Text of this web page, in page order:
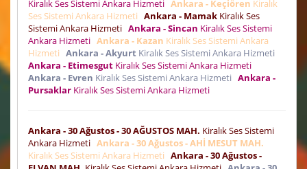
Kiralık Ses Sistemi Ankara Hizmeti Ankara - Keçiören Kiralık
Ses Sistemi Ankara Hizmeti Ankara - Mamak Kiralık Ses
Sistemi Ankara Hizmeti Ankara - Sincan Kiralık Ses Sistemi
Ankara Hizmeti Ankara - Kazan Kiralık Ses Sistemi Ankara
Hizmeti Ankara - Akyurt Kiralık Ses Sistemi Ankara Hizmeti
Ankara - Etimesgut Kiralık Ses Sistemi Ankara Hizmeti
Ankara - Evren Kiralık Ses Sistemi Ankara Hizmeti Ankara -
Pursaklar Kiralık Ses Sistemi Ankara Hizmeti
Ankara - 30 Ağustos - 30 AĞUSTOS MAH. Kiralık Ses Sistemi
Ankara Hizmeti Ankara - 30 Ağustos - AHİ MESUT MAH.
Kiralık Ses Sistemi Ankara Hizmeti Ankara - 30 Ağustos -